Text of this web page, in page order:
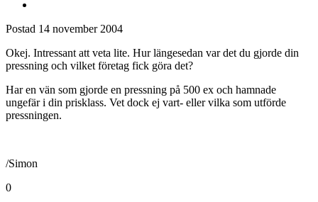
Postad 14 november 2004
Okej. Intressant att veta lite. Hur längesedan var det du gjorde din
pressning och vilket företag fick göra det?
Har en vän som gjorde en pressning på 500 ex och hamnade
ungefär i din prisklass. Vet dock ej vart- eller vilka som utförde
pressningen.
/Simon
0